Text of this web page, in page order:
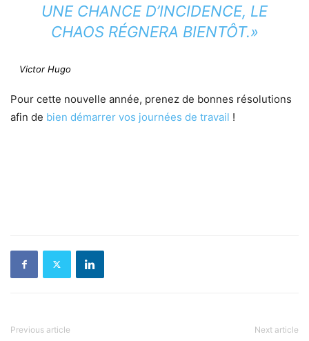
UNE CHANCE D’INCIDENCE, LE
CHAOS RÉGNERA BIENTÔT.»
Victor Hugo
Pour cette nouvelle année, prenez de bonnes résolutions
afin de bien démarrer vos journées de travail !
Previous article Next article